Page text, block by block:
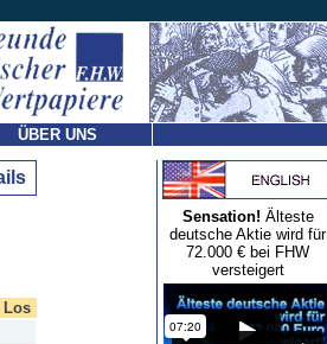
ÜBER UNS
Los
Sensation! Älteste
deutsche Aktie wird für
72.000 € bei FHW
versteigert